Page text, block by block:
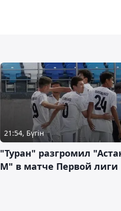
21:54, Бүгін
"Туран" разгромил
М" в матче Первой лиги